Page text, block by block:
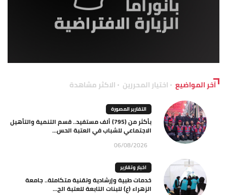
آخر المواضيع اختيار المحررين الاكثر مشاهدة
التقارير المصورة
بأكثر من (795) ألف مستفيد.. قسم التنمية والتأهيل
الاجتماعي للشباب في العتبة الحس...
06/08/2026
اخبار وتقارير
خدمات طبية وإرشادية وتقنية متكاملة.. جامعة
الزهراء (ع) للبنات التابعة للعتبة الح...